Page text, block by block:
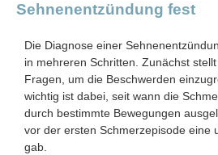
Sehnenentzündung fest
Die Diagnose einer
in mehreren Schritten. Zunächst
Fragen, um die Beschwerden
wichtig ist dabei, seit wann die
durch bestimmte Bewegungen
vor der ersten Schmerzepisode eine
gab.